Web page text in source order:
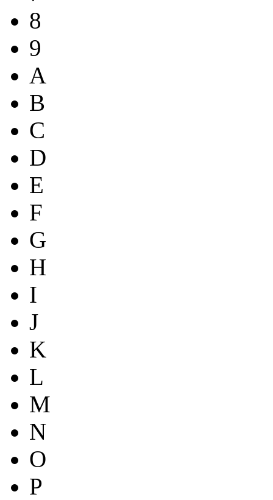
8
9
A
B
C
D
E
F
G
H
I
J
K
L
M
N
O
P